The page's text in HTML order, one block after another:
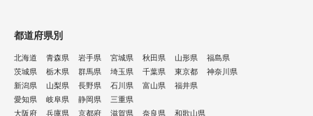
都道府県別
北海道 青森県 岩手県 宮城県 秋田県 山形県
福島県
茨城県
栃木県 群馬県 埼玉県 千葉県 東京都
神奈川県
新潟県
山梨県 長野県 石川県 富山県
福井県
愛知県
岐阜県 静岡県
三重県
大阪府
兵庫県 京都府 滋賀県 奈良県 和歌山県